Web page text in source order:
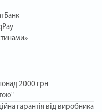
2000 грн
гарантія від виробника